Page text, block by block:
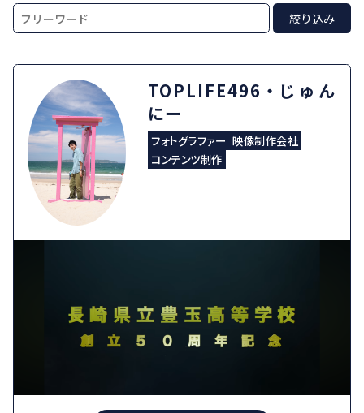
TOPLIFE496・じゅん
にー
フォトグラファー 映像制作会社
コンテンツ制作